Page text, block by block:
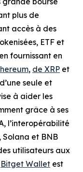
plus de
accès à des
ETF et
fournissant en
, de XRP et
seule et
à aider les
grâce à ses
l’interopérabilité
Solana et BNB
utilisateurs aux
Bitget Wallet est